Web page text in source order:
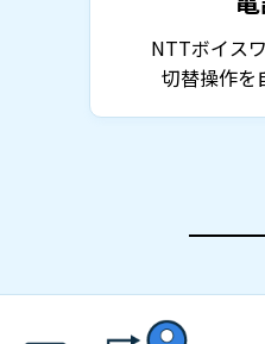
NTTボイス
切替操作を